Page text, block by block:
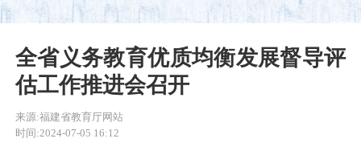
全省义务教育优质均衡发展督导评
估工作推进会召开
来源:福建省教育厅网站
时间:2024-07-05 16:12